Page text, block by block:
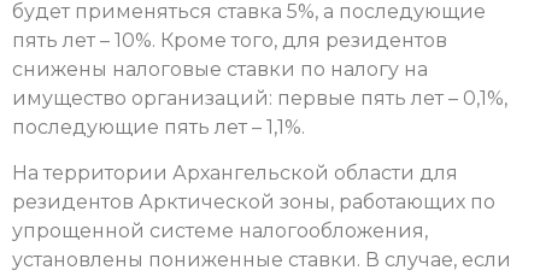
будет применяться ставка 5%, а последующие
пять лет – 10%. Кроме того, для резидентов
снижены налоговые ставки по налогу на
имущество организаций: первые пять лет – 0,1%,
последующие пять лет – 1,1%.
На территории Архангельской области для
резидентов Арктической зоны, работающих по
упрощенной системе налогообложения,
установлены пониженные ставки. В случае, если